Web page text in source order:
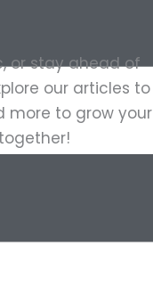
or stay ahead of
our articles to
more to grow your